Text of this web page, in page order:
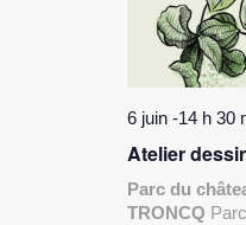
6 juin -14 h 30
Atelier
Parc du
TRONCQ